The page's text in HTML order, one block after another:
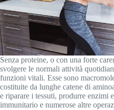
Senza proteine, o con una forte
svolgere le normali attività
funzioni vitali. Esse sono
costituite da lunghe catene di
e riparare i tessuti, produrre enzimi
immunitario e numerose altre